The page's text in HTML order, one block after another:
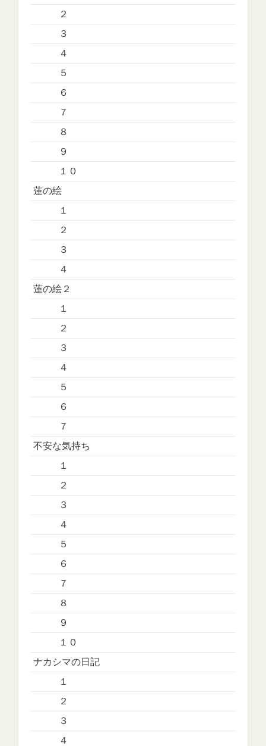
２
３
４
５
６
７
８
９
１０
蓮の絵
１
２
３
４
蓮の絵２
１
２
３
４
５
６
７
不安な気持ち
１
２
３
４
５
６
７
８
９
１０
ナカシマの日記
１
２
３
４